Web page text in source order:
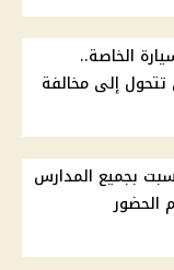
الخاصة..
إلى مخالفة
بجميع المدارس